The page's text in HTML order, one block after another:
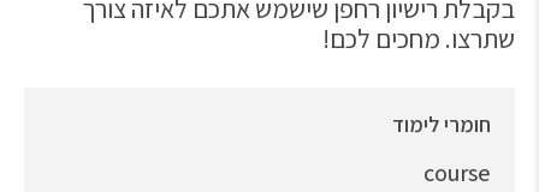
בקבלת רישיון רחפן שישמש אתכם לאיזה צורך
שתרצו. מחכים לכם!
חומרי לימוד
course